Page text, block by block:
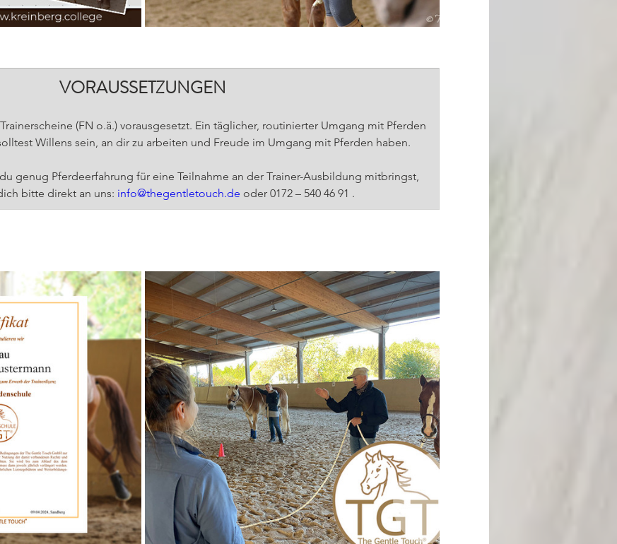
VORAUSSETZUNGEN
(FN o.ä.) vorausgesetzt. Ein täglicher, routinierter Umgang mit Pferden
Willens sein, an dir zu arbeiten und Freude im Umgang mit Pferden haben.
genug Pferdeerfahrung für eine Teilnahme an der Trainer-Ausbildung mitbringst,
bitte direkt an uns: info@thegentletouch.de oder 0172 – 540 46 91 .